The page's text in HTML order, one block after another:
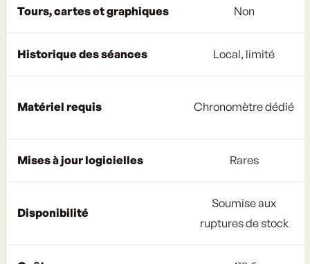
Tours, cartes et graphiques Non
Historique des séances Local, limité
Matériel requis Chronomètre dédié
Mises à jour logicielles Rares
Disponibilité
Soumise aux
ruptures de stock